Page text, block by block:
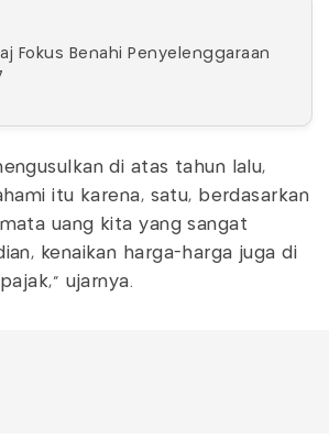
Fokus Benahi Penyelenggaraan
di atas tahun lalu,
itu karena, satu, berdasarkan
uang kita yang sangat
kenaikan harga-harga juga di
ujarnya.